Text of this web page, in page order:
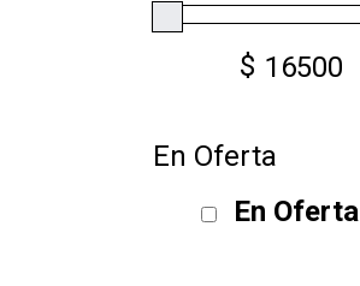
$
En Oferta
En Oferta